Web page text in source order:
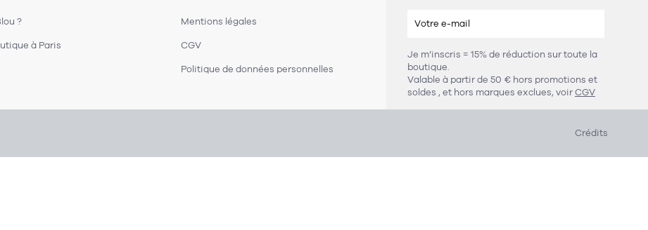
Je m’inscris = 15% de réduction sur toute la
boutique.
Valable à partir de 50 € hors promotions et
soldes , et hors marques exclues, voirCGV
?
à Paris
Mentions légales
CGV
Politique de données personnelles
Crédits